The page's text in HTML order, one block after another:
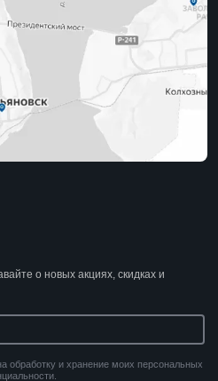
о новых акциях, скидках и
обработку и хранение моих персональных